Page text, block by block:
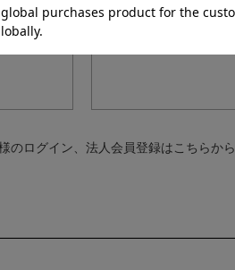
のログイン、法人会員登録はこちらから